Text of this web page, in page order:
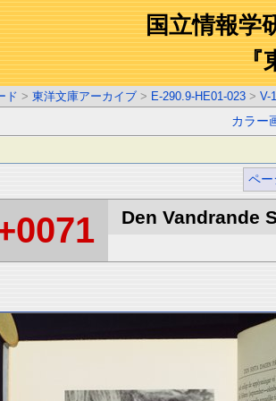
国立情報学
『
ド > 東洋文庫アーカイブ > E-290.9-HE01-023 > V-1
カラー
ペー
Den Vandrande